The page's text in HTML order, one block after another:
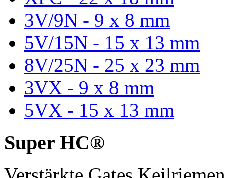
3V/9N - 9 x 8 mm
5V/15N - 15 x 13 mm
8V/25N - 25 x 23 mm
3VX - 9 x 8 mm
5VX - 15 x 13 mm
Super HC®